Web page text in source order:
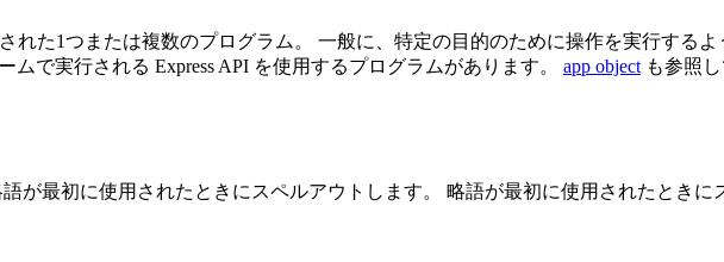
れた1つまたは複数のプログラム。 一般に、特定の目的のために操作を実行する
ムで実行される Express API を使用するプログラムがあります。 app object も参照
が最初に使用されたときにスペルアウトします。 略語が最初に使用されたときに